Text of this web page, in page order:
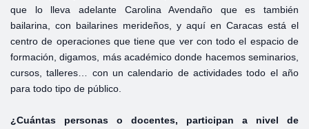
que lo lleva adelante Carolina Avendaño que es también
bailarina, con bailarines merideños, y aquí en Caracas está el
centro de operaciones que tiene que ver con todo el espacio de
formación, digamos, más académico donde hacemos seminarios,
cursos, talleres… con un calendario de actividades todo el año
para todo tipo de público.
¿Cuántas personas o docentes, participan a nivel
de